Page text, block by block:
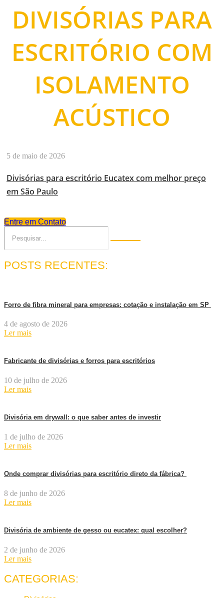
DIVISÓRIAS PARA
ESCRITÓRIO COM
ISOLAMENTO
ACÚSTICO
5 de maio de 2026
Divisórias para escritório Eucatex com melhor preço
em São Paulo
Entre em Contato
POSTS RECENTES:
Forro de fibra mineral para empresas: cotação e instalação em SP
4 de agosto de 2026
Ler mais
Fabricante de divisórias e forros para escritórios
10 de julho de 2026
Ler mais
Divisória em drywall: o que saber antes de investir
1 de julho de 2026
Ler mais
Onde comprar divisórias para escritório direto da fábrica?
8 de junho de 2026
Ler mais
Divisória de ambiente de gesso ou eucatex: qual escolher?
2 de junho de 2026
Ler mais
CATEGORIAS: